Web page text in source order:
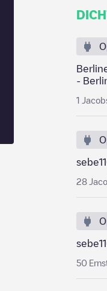
-
1
28
50